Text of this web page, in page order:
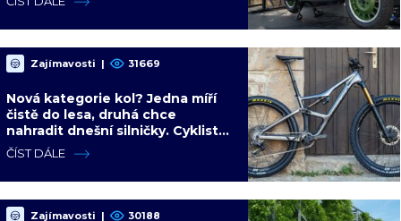
Zajímavosti | 31669
Nová kategorie kol? Jedna míří
čistě do lesa, druhá chce
nahradit dnešní silničky. Cyklisté
mají rozporuplné názory
ČÍST DÁLE
Zajímavosti | 30188